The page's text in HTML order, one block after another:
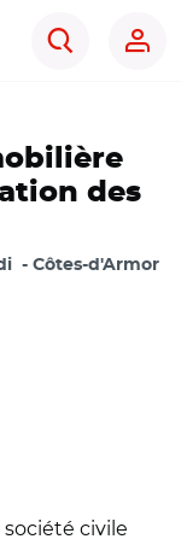
Rechercher
des
Côtes-d'Armor
Linkedin
page sur Twitter
cette page sur
civile